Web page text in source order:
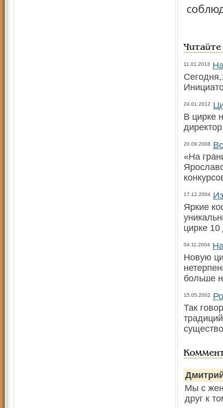
11.01.2013
24.01.2012
В цирке
20.09.2008
«На
17.12.2004
Яркие
цирке
04.11.2004
Новую
больше
15.05.2002
Так
Мы с
друг к